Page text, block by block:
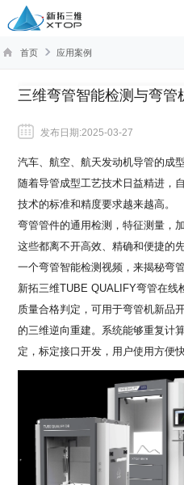
首页 应用案例
三维弯管智能检测与弯管
发布日期:2025-03-27
汽车、航空、航天发动机导管的成
随着导管成型工艺技术日益精进，
技术的标准和精度要求越来越高。
弯管管件的通用检测，特征测量
这些都离不开高效、精确和便捷的
一个弯管智能检测视频，来揭秘弯
新拓三维TUBE QUALIFY弯管在线
质量合格判定，可用于弯管机新品
的三维逆向重建。系统能够重复计
定，标定接口开发，用户使用方便